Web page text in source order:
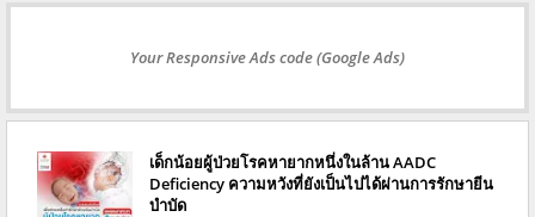
Your Responsive Ads code (Google Ads)
เด็กน้อยผู้ป่วยโรคหายากหนึ่งในล้าน AADC
Deficiency ความหวังที่ยังเป็นไปได้ผ่านการรักษายีน
บำบัด